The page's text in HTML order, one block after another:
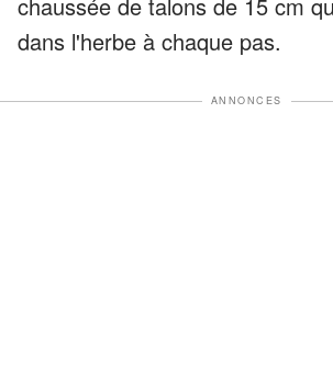
dans l'herbe à chaque pas.
ANNONCES